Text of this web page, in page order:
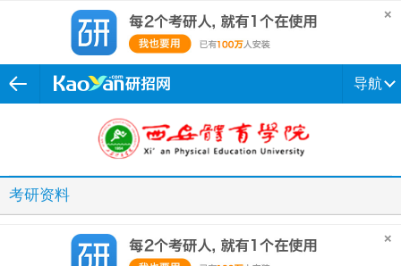
导航
考研资料